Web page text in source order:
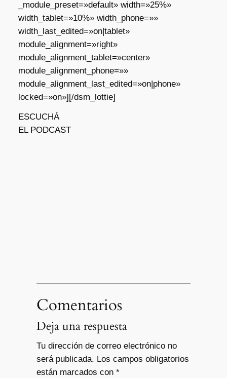
_module_preset=»default» width=»25%»
width_tablet=»10%» width_phone=»»
width_last_edited=»on|tablet»
module_alignment=»right»
module_alignment_tablet=»center»
module_alignment_phone=»»
module_alignment_last_edited=»on|phone»
locked=»on»][/dsm_lottie]
ESCUCHÁ
EL PODCAST
Comentarios
Deja una respuesta
Tu dirección de correo electrónico no
será publicada. Los campos obligatorios
están marcados con *